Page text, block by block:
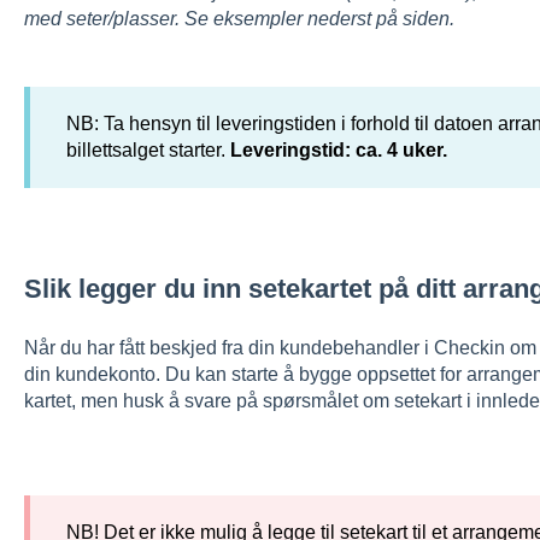
med seter/plasser. Se eksempler nederst på siden.
NB: Ta hensyn til leveringstiden i forhold til datoen
billettsalget starter. Leveringstid: ca. 4 uker.
Slik legger du inn setekartet på ditt
Når du har fått beskjed fra din kundebehandler i Checkin
din kundekonto. Du kan starte å bygge oppsettet for
kartet, men husk å svare på spørsmålet om setekart i
NB! Det er ikke mulig å legge til setekart til et